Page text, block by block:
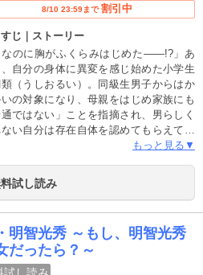
8/10 23:59まで 割引中
じ｜ストーリー
なのに胸がふくらみはじめた――!?」あ
自分の身体に異変を感じ始めた小学生
（うしおるい）。同級生男子からはか
いの対象になり、母親をはじめ家族にも
通ではない」ことを指摘され、男らしく
い自分は存在自体を認めてもらえてい
ことにショックを受ける。成長するにつ
なと同じになりたいと願う類はわざと男
く振る舞うようになる。しかし、外見に
の葛藤と成長、そしてそれに伴う家
会との向き合い方を描くヒューマン・
!!
もっと見る▼
試し読み
明智光秀 ～もし、明智光秀
だったら？～